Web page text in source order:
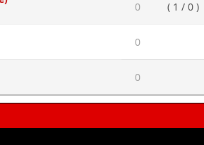
0 ( 1 / 0 )
0
0